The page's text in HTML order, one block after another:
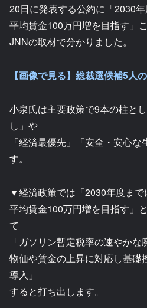
20日に発表する公約に「2030
平均賃金100万円増を目指す」
JNNの取材で分かりました。
【画像で見る】総裁選候補5人
小泉氏は主要政策で9本の柱と
し」や
「経済最優先」「安全・安心
す。
▼経済政策では「2030年度まで
平均賃金100万円増を目指す」
て
「ガソリン暫定税率の速やかな
物価や賃金の上昇に対応し基礎
導入」
すると打ち出します。